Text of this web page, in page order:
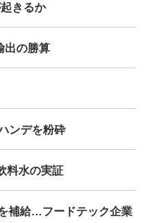
きるか
出の勝算
ンデを粉砕
料水の実証
補給…フードテック企業